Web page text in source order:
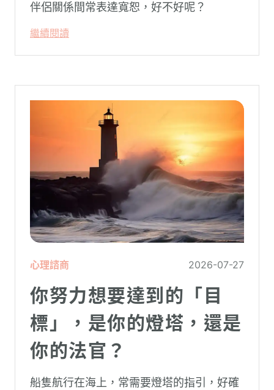
伴侶關係間常表達寬恕，好不好呢？
繼續閱讀
心理諮商 2026-07-27
你努力想要達到的「目
標」，是你的燈塔，還是
你的法官？
船隻航行在海上，常需要燈塔的指引，好確